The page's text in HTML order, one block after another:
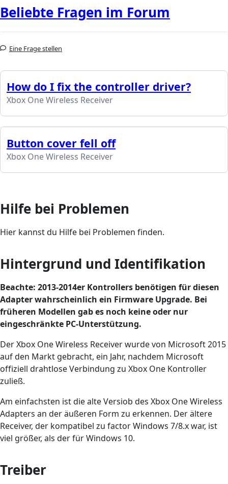
Beliebte Fragen im Forum
Eine Frage stellen
How do I fix the controller driver?
Xbox One Wireless Receiver
Button cover fell off
Xbox One Wireless Receiver
Hilfe bei Problemen
Hier kannst du Hilfe bei Problemen finden.
Hintergrund und Identifikation
Beachte: 2013-2014er Kontrollers benötigen für diesen
Adapter wahrscheinlich ein Firmware Upgrade. Bei
früheren Modellen gab es noch keine oder nur
eingeschränkte PC-Unterstützung.
Der Xbox One Wireless Receiver wurde von Microsoft 2015
auf den Markt gebracht, ein Jahr, nachdem Microsoft
offiziell drahtlose Verbindung zu Xbox One Kontroller
zuließ.
Am einfachsten ist die alte Versiob des Xbox One Wireless
Adapters an der äußeren Form zu erkennen. Der ältere
Receiver, der kompatibel zu factor Windows 7/8.x war, ist
viel größer, als der für Windows 10.
Treiber